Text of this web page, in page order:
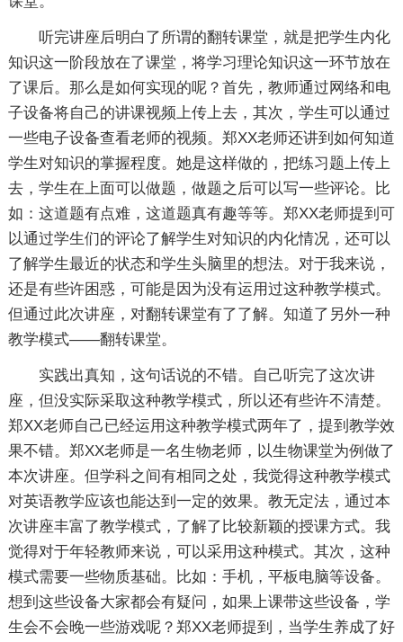
听完讲座后明白了所谓的翻转课堂，就是把学生内化
知识这一阶段放在了课堂，将学习理论知识这一环节放在
了课后。那么是如何实现的呢？首先，教师通过网络和电
子设备将自己的讲课视频上传上去，其次，学生可以通过
一些电子设备查看老师的视频。郑XX老师还讲到如何知道
学生对知识的掌握程度。她是这样做的，把练习题上传上
去，学生在上面可以做题，做题之后可以写一些评论。比
如：这道题有点难，这道题真有趣等等。郑XX老师提到可
以通过学生们的评论了解学生对知识的内化情况，还可以
了解学生最近的状态和学生头脑里的想法。对于我来说，
还是有些许困惑，可能是因为没有运用过这种教学模式。
但通过此次讲座，对翻转课堂有了了解。知道了另外一种
教学模式——翻转课堂。
实践出真知，这句话说的不错。自己听完了这次讲
座，但没实际采取这种教学模式，所以还有些许不清楚。
郑XX老师自己已经运用这种教学模式两年了，提到教学效
果不错。郑XX老师是一名生物老师，以生物课堂为例做了
本次讲座。但学科之间有相同之处，我觉得这种教学模式
对英语教学应该也能达到一定的效果。教无定法，通过本
次讲座丰富了教学模式，了解了比较新颖的授课方式。我
觉得对于年轻教师来说，可以采用这种模式。其次，这种
模式需要一些物质基础。比如：手机，平板电脑等设备。
想到这些设备大家都会有疑问，如果上课带这些设备，学
生会不会晚一些游戏呢？郑XX老师提到，当学生养成了好